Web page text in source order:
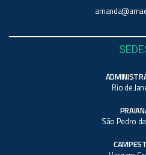
Rio de
São Pedro